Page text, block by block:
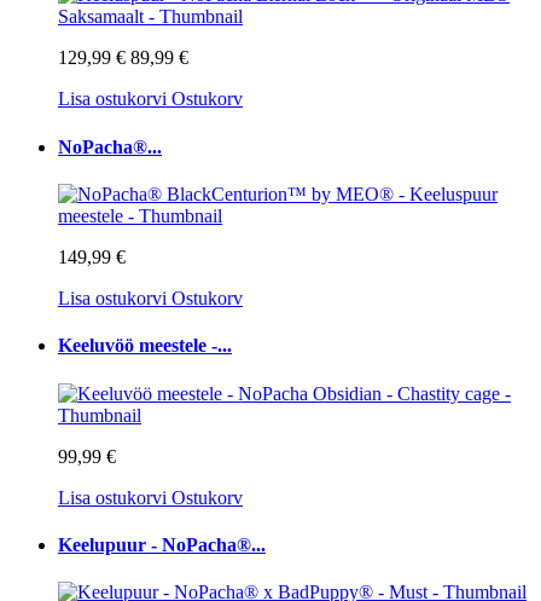
129,99 € 89,99 €
Lisa ostukorvi Ostukorv
NoPacha®...
149,99 €
Lisa ostukorvi Ostukorv
Keeluvöö meestele -...
99,99 €
Lisa ostukorvi Ostukorv
Keelupuur - NoPacha®...